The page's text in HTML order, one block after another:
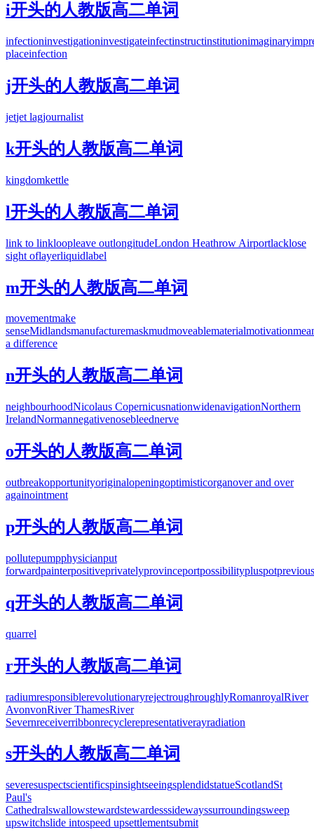
i开头的人教版高二单词
infectioninvestigationinvestigateinfectinstructinstitutionimaginary
placeinfection
j开头的人教版高二单词
jetjet lagjournalist
k开头的人教版高二单词
kingdomkettle
l开头的人教版高二单词
link to linkloopleave outlongitudeLondon Heathrow Airportlacklose
sight oflayerliquidlabel
m开头的人教版高二单词
movementmake
senseMidlandsmanufacturemaskmudmoveablematerialmotivation
a difference
n开头的人教版高二单词
neighbourhoodNicolaus CopernicusnationwidenavigationNorthern
IrelandNormannegativenosebleednerve
o开头的人教版高二单词
outbreakopportunityoriginalopeningoptimisticorganover and over
againointment
p开头的人教版高二单词
pollutepumpphysicianput
forwardpainterpositiveprivatelyprovinceportpossibilitypluspotprevious
q开头的人教版高二单词
quarrel
r开头的人教版高二单词
radiumresponsiblerevolutionaryrejectroughroughlyRomanroyalRiver
AvonvonRiver ThamesRiver
Severnreceiverribbonrecyclerepresentativerayradiation
s开头的人教版高二单词
severesuspectscientificspinsightseeingsplendidstatueScotlandSt
Paul's
Cathedralswallowstewardstewardesssidewayssurroundingsweep
upswitchslide intospeed upsettlementsubmit